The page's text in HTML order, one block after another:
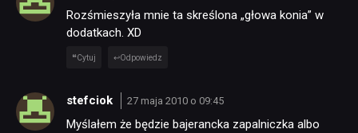
Rozśmieszyła mnie ta skreślona „głowa konia” w
dodatkach. XD
Cytuj Odpowiedz
stefciok 27 maja 2010 o 09:45
Myślałem że będzie bajerancka zapalniczka albo